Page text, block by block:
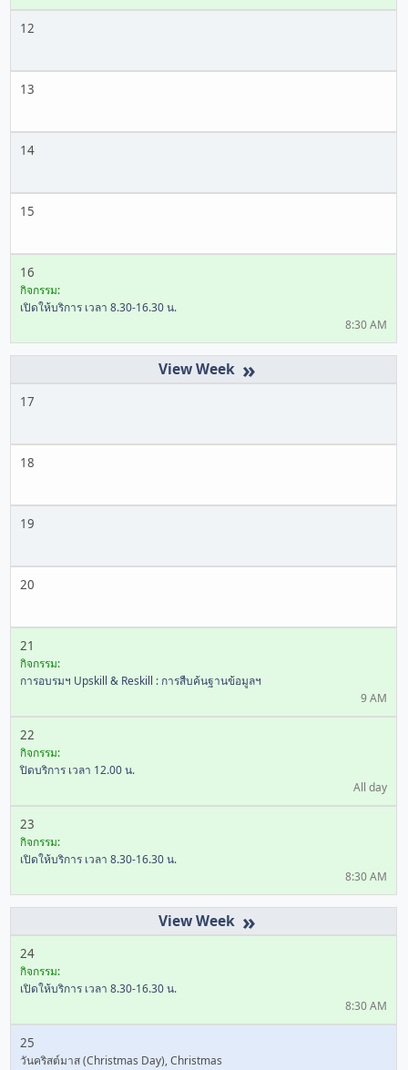
12
13
14
15
16
กิจกรรม:
เปิดให้บริการ เวลา 8.30-16.30 น.
8:30 AM
»
17
18
19
20
21
กิจกรรม:
การอบรมฯ Upskill & Reskill : การสืบค้นฐานข้อมูลฯ
9 AM
22
กิจกรรม:
ปิดบริการ เวลา 12.00 น.
All day
23
กิจกรรม:
เปิดให้บริการ เวลา 8.30-16.30 น.
8:30 AM
»
24
กิจกรรม:
เปิดให้บริการ เวลา 8.30-16.30 น.
8:30 AM
25
วันคริสต์มาส (Christmas Day), Christmas